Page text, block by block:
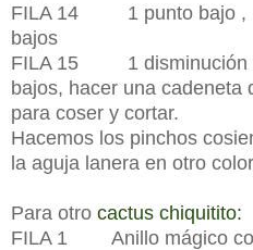
FILA 14 1 punto bajo , 1
bajos
FILA 15 1 disminución
bajos, hacer una cadeneta
para coser y cortar.
Hacemos los pinchos
la aguja lanera en otro
Para otro cactus chiquitito:
FILA 1 Anillo mágico